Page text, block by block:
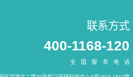
联系方式
400-1168-120
全国服务电话